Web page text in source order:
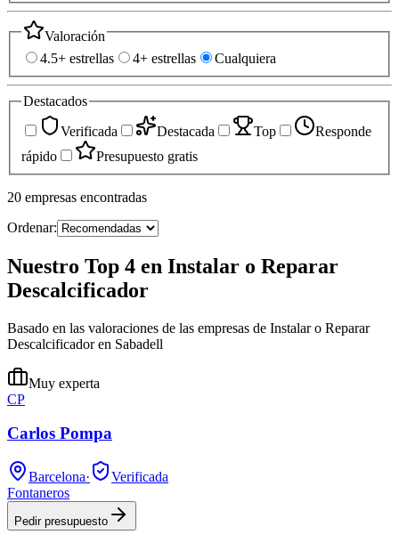
Valoración
4.5+ estrellas
4+ estrellas Cualquiera
Destacados
Verificada
Destacada Top
Responde
rápido
Presupuesto gratis
20 empresas encontradas
Ordenar:
Nuestro Top 4 en Instalar o Reparar
Descalcificador
Basado en las valoraciones de las empresas de Instalar o Reparar
Descalcificador en Sabadell
Muy experta
CP
Carlos Pompa
Barcelona·
Verificada
Fontaneros
Pedir presupuesto